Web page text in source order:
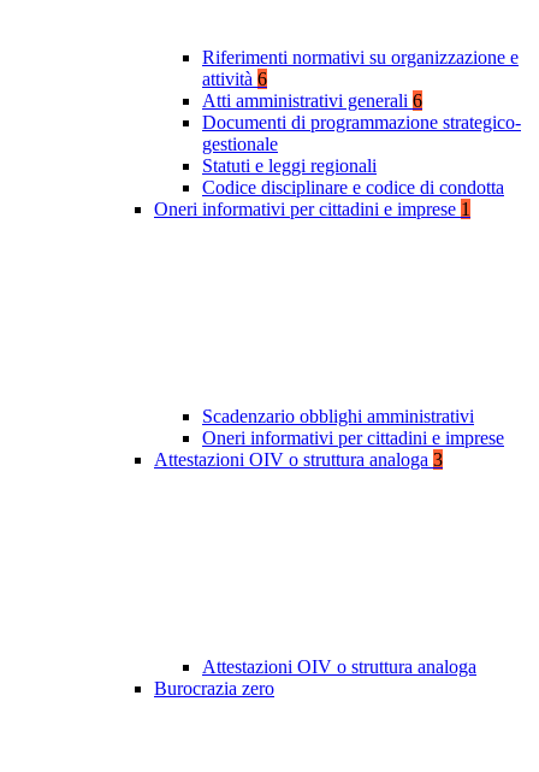
Riferimenti normativi su organizzazione e
attività 6
Atti amministrativi generali 6
Documenti di programmazione strategico-
gestionale
Statuti e leggi regionali
Codice disciplinare e codice di condotta
Oneri informativi per cittadini e imprese 1
Scadenzario obblighi amministrativi
Oneri informativi per cittadini e imprese
Attestazioni OIV o struttura analoga 3
Attestazioni OIV o struttura analoga
Burocrazia zero